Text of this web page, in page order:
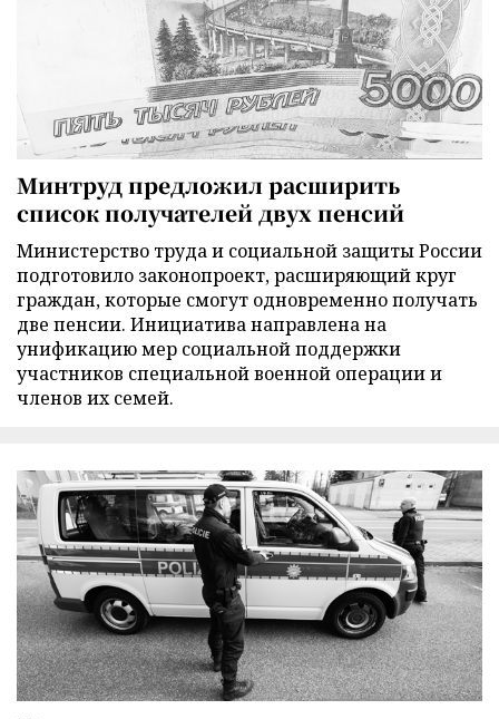
Минтруд предложил расширить
список получателей двух пенсий
Министерство труда и социальной защиты России
подготовило законопроект, расширяющий круг
граждан, которые смогут одновременно получать
две пенсии. Инициатива направлена на
унификацию мер социальной поддержки
участников специальной военной операции и
членов их семей.